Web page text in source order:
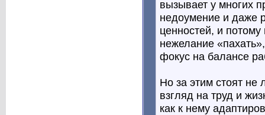
вызывает у многих
недоумение и даже
ценностей, и
нежелание
фокус на балансе
Но за этим стоят не
взгляд на труд и
как к нему